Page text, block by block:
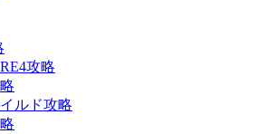
攻略
ルド攻略